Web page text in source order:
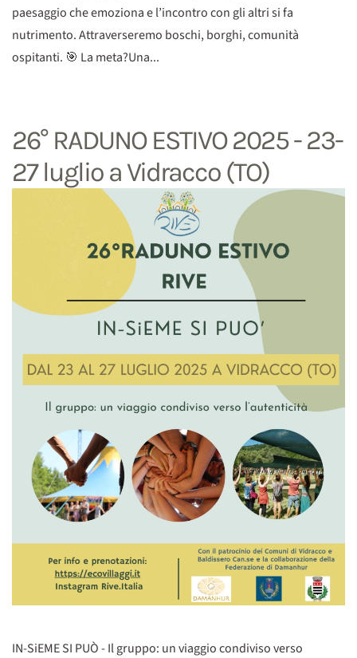
paesaggio che emoziona e l’incontro con gli altri si fa
nutrimento. Attraverseremo boschi, borghi, comunità
ospitanti. 🎯 La meta?Una...
26° RADUNO ESTIVO 2025 - 23-
27 luglio a Vidracco (TO)
IN-SiEME SI PUÒ - Il gruppo: un viaggio condiviso verso